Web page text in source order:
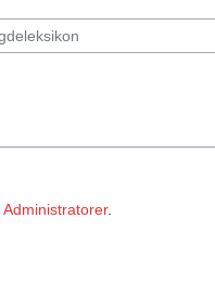
Administratorer.